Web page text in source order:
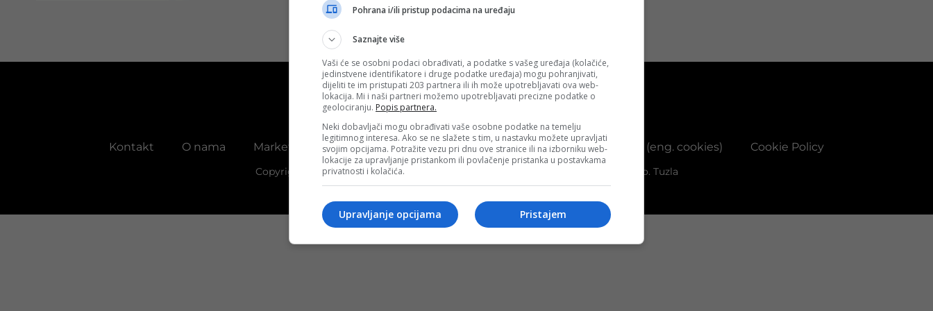
Kontakt O nama Marketing Uslovi korištenja Terms of use Politika kolačića (eng. cookies) Cookie Policy
Copyright © 2026 D.S.O. PROMUS TUZLA. Developed by: Futura Multimedia d.o.o. Tuzla
Pohrana i/ili pristup podacima na uređaju
Saznajte više
Vaši će se osobni podaci obrađivati, a podatke s vašeg uređaja (kolačiće,
jedinstvene identifikatore i druge podatke uređaja) mogu pohranjivati,
dijeliti te im pristupati 203 partnera ili ih može upotrebljavati ova web-
lokacija. Mi i naši partneri možemo upotrebljavati precizne podatke o
geolociranju. Popis partnera.
Neki dobavljači mogu obrađivati vaše osobne podatke na temelju
legitimnog interesa. Ako se ne slažete s tim, u nastavku možete upravljati
svojim opcijama. Potražite vezu pri dnu ove stranice ili na izborniku web-
lokacije za upravljanje pristankom ili povlačenje pristanka u postavkama
privatnosti i kolačića.
Pristajem
Upravljanje opcijama